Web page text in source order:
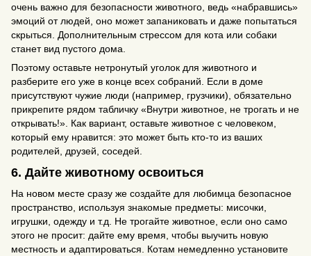
очень важно для безопасности животного, ведь «набравшись»
эмоций от людей, оно может запаниковать и даже попытаться
скрыться. Дополнительным стрессом для кота или собаки
станет вид пустого дома.
Поэтому оставьте нетронутый уголок для животного и
разберите его уже в конце всех собраний. Если в доме
присутствуют чужие люди (например, грузчики), обязательно
прикрепите рядом табличку «Внутри животное, не трогать и не
открывать!». Как вариант, оставьте животное с человеком,
который ему нравится: это может быть кто-то из ваших
родителей, друзей, соседей.
6. Дайте животному освоиться
На новом месте сразу же создайте для любимца безопасное
пространство, используя знакомые предметы: мисочки,
игрушки, одежду и т.д. Не трогайте животное, если оно само
этого не просит: дайте ему время, чтобы выучить новую
местность и адаптироваться. Котам немедленно установите